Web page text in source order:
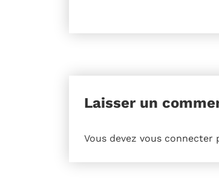
Laisser un
Vous devez vous connecter